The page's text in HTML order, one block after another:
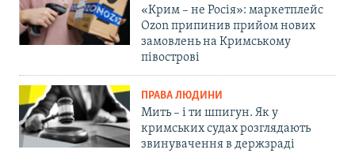
«Крим – не Росія»: маркетплейс
Ozon припинив прийом нових
замовлень на Кримському
півострові
ПРАВА ЛЮДИНИ
Мить – і ти шпигун. Як у
кримських судах розглядають
звинувачення в держзраді